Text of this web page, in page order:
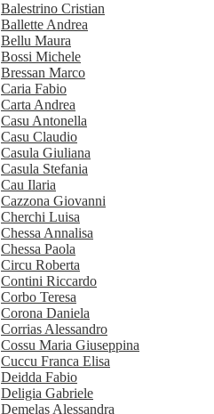
Balestrino Cristian
Ballette Andrea
Bellu Maura
Bossi Michele
Bressan Marco
Caria Fabio
Carta Andrea
Casu Antonella
Casu Claudio
Casula Giuliana
Casula Stefania
Cau Ilaria
Cazzona Giovanni
Cherchi Luisa
Chessa Annalisa
Chessa Paola
Circu Roberta
Contini Riccardo
Corbo Teresa
Corona Daniela
Corrias Alessandro
Cossu Maria Giuseppina
Cuccu Franca Elisa
Deidda Fabio
Deligia Gabriele
Demelas Alessandra